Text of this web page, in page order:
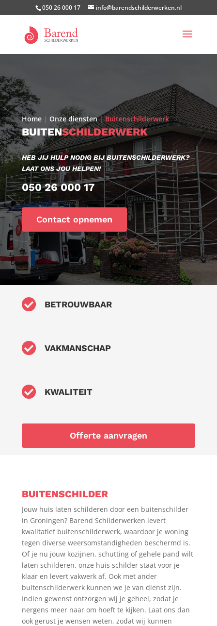
050 26 000 17 info@barendschilderwerken.nl
Home| Onze diensten|Buitenschilderwerk
BUITENSCHILDERWERK
HEB JIJ HULP NODIG BIJ BUITENSCHILDERWERK?
LAAT ONS JOU HELPEN!
050 26 000 17
Contact opnemen
 BETROUWBAAR
 VAKMANSCHAP
 KWALITEIT
Offerte aanvragen
BUITENSCHILDER
Jouw huis laten schilderen door een buitenschilder
in Groningen? Barend Schilderwerken levert
kwalitatief buitenschilderwerk, waardoor je woning
tegen diverse weersomstandigheden beschermd is.
Of je nu jouw kozijnen, schutting of gehele pand wilt
laten schilderen, onze huis schilder staat voor je
klaar en levert vakwerk af. Ook met ander
buitenschilderwerk kunnen we je van dienst zijn.
Indien gewenst ontzorgen wij je geheel, zodat je
nergens meer naar om hoeft te kijken. Laat ons dan
ook gerust je wensen weten, zodat wij kunnen